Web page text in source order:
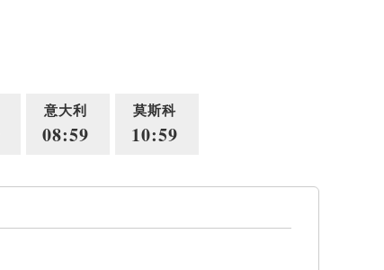
意大利
08:59
莫斯科
10:59